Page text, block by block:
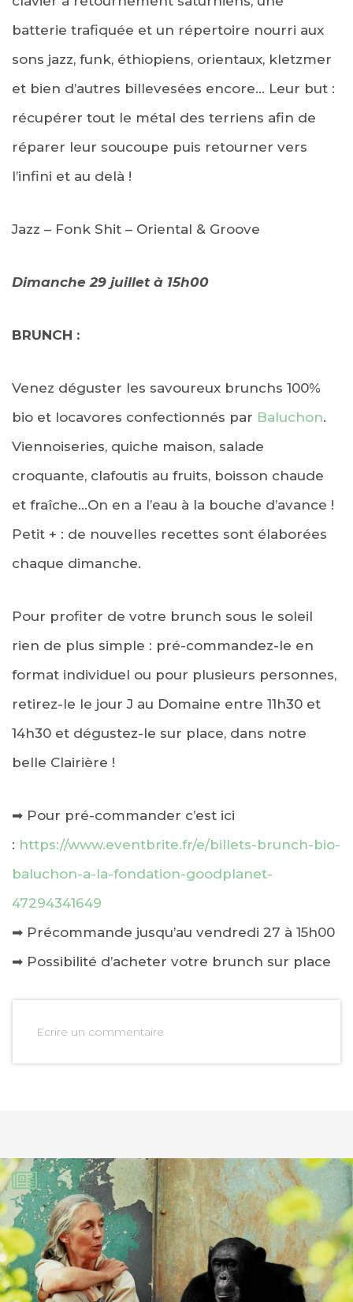
batterie trafiquée et un répertoire nourri aux
sons jazz, funk, éthiopiens, orientaux, kletzmer
et bien d’autres billevesées encore… Leur but :
récupérer tout le métal des terriens afin de
réparer leur soucoupe puis retourner vers
l’infini et au delà !
Jazz – Fonk Shit – Oriental & Groove
Dimanche 29 juillet à 15h00
BRUNCH :
Venez déguster les savoureux brunchs 100%
bio et locavores confectionnés par Baluchon.
Viennoiseries, quiche maison, salade
croquante, clafoutis au fruits, boisson chaude
et fraîche…On en a l’eau à la bouche d’avance !
Petit + : de nouvelles recettes sont élaborées
chaque dimanche.
Pour profiter de votre brunch sous le soleil
rien de plus simple : pré-commandez-le en
format individuel ou pour plusieurs personnes,
retirez-le le jour J au Domaine entre 11h30 et
14h30 et dégustez-le sur place, dans notre
belle Clairière !
➡ Pour pré-commander c’est ici
: https://www.eventbrite.fr/e/billets-brunch-bio-
baluchon-a-la-fondation-goodplanet-
47294341649
➡ Précommande jusqu’au vendredi 27 à 15h00
➡ Possibilité d’acheter votre brunch sur place
Ecrire un commentaire